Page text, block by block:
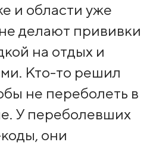
и области уже
делают прививки
на отдых и
Кто-то решил
не переболеть в
У переболевших
они